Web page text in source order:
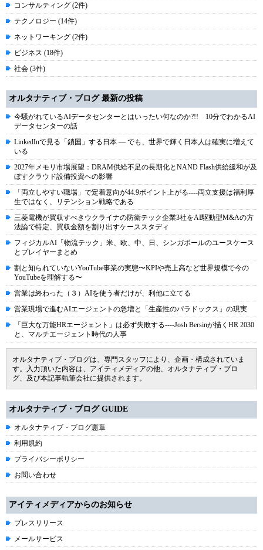
コンサルティング (2件)
テクノロジー (14件)
ネットワーキング (2件)
ビジネス (18件)
社会 (3件)
オルタナティブ・ブログ 最新の投稿
今騒がれているAIデータセンターとはいったい何なのか?!! 10分でわかるAI
データセンターの話
LinkedInで見る「鎖国」する日本 ― でも、世界で輝く日本人は確実に増えて
いる
2027年メモリ市場展望：DRAM供給不足の長期化とNAND Flash供給緩和が及
ぼすクラウド設備投資への影響
「両立しやすい職場」で定着意向が44.9ポイント上がる----両立支援は福利厚
生ではなく、リテンション戦略である
三菱電機が買収すべきウクライナの防衛テック企業3社をAI駆動型M&Aの方
法論で特定、買収金額を割り出すケーススタディ
フィジカルAI「物流テック」米、欧、中、日、シンガポールのユースケース
とプレイヤーまとめ
割と知られていないYouTube事業の実態〜KPIや売上高など世界規模で今の
YouTubeを理解する〜
営業は終わった（３）AIを使う者だけが、利他に立てる
営業現場で進むAIエージェントの急増と「生産性のパラドックス」の現実
「巨大な万能HRエージェント」は必ず失敗する----Josh Bersinが描くHR 2030
と、マルチエージェント時代の人事
オルタナティブ・ブログは、専門スタッフにより、企画・構成されていま
す。入力頂いた内容は、アイティメディアの他、オルタナティブ・ブロ
グ、及び本記事執筆会社に提供されます。
オルタナティブ・ブログ GUIDE
オルタナティブ・ブログ憲章
利用規約
プライバシーポリシー
お問い合わせ
アイティメディアからのお知らせ
プレスリリース
メールサービス